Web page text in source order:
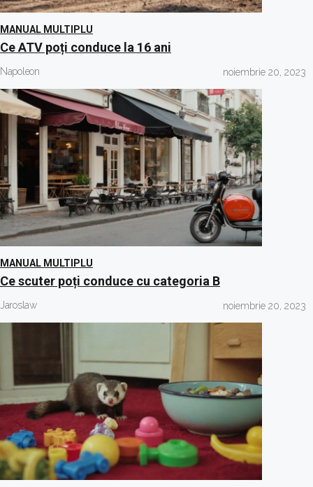
MANUAL MULTIPLU
Ce ATV poți conduce la 16 ani
Napoleon noiembrie 20, 2023
MANUAL MULTIPLU
Ce scuter poți conduce cu categoria B
Jaroslaw noiembrie 20, 2023